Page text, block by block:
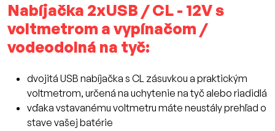
Nabíjačka 2xUSB / CL - 12V s
voltmetrom a vypínačom /
vodeodolná na tyč:
dvojitá USB nabíjačka s CL zásuvkou a praktickým
voltmetrom, určená na uchytenie na tyč alebo riadidlá
vďaka vstavanému voltmetru máte neustály prehľad o
stave vašej batérie